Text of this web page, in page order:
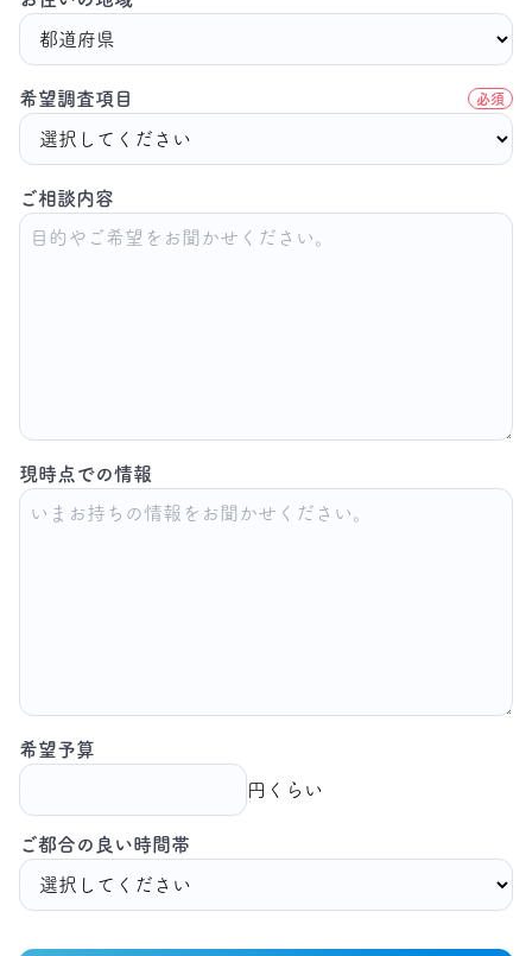
希望調査項目 必須
ご相談内容
現時点での情報
希望予算
円くらい
ご都合の良い時間帯